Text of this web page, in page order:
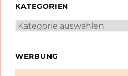
KATEGORIEN
Kategorien
WERBUNG